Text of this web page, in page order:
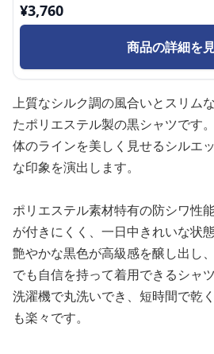
¥3,760
商品の詳細を
上質なシルク調の風合いとスリム
たポリエステル製の黒シャツです。
体のラインを美しく見せるシルエ
な印象を演出します。
ポリエステル素材特有の防シワ性
が付きにくく、一日中きれいな状態
艶やかな黒色が高級感を醸し出し
でも自信を持って着用できるシャツ
洗濯機で丸洗いでき、短時間で乾
も楽々です。